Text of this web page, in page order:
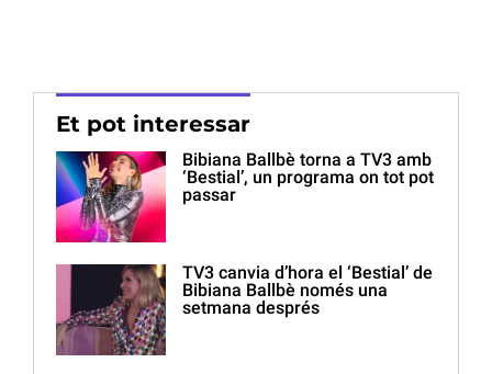
Et pot interessar
Bibiana Ballbè torna a TV3 amb
‘Bestial’, un programa on tot pot
passar
TV3 canvia d’hora el ‘Bestial’ de
Bibiana Ballbè només una
setmana després